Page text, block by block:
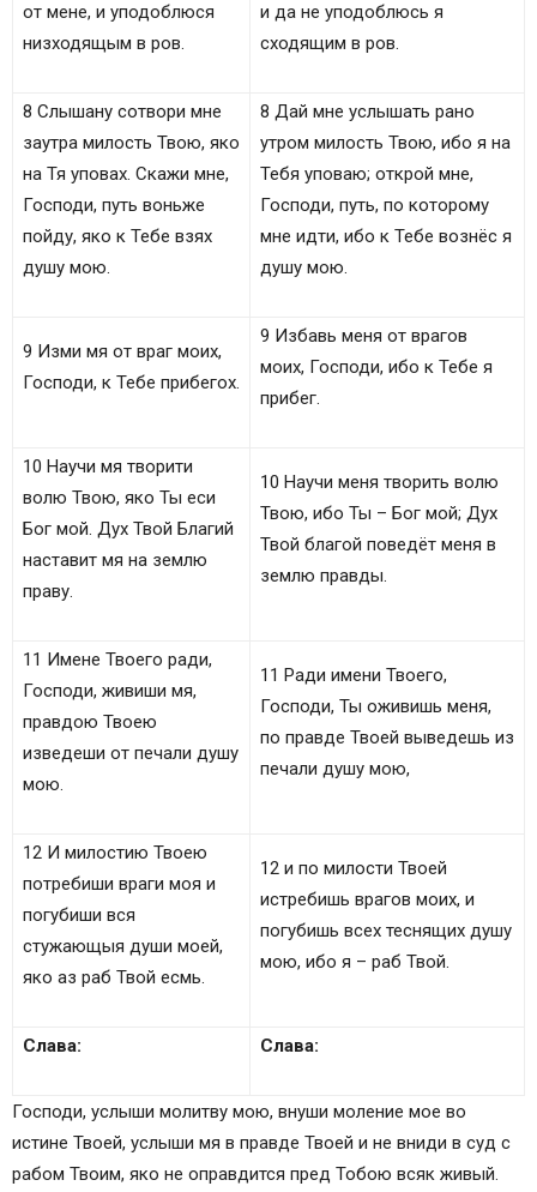
от мене, и уподоблюся
низходящым в ров.
и да не уподоблюсь я
сходящим в ров.
8 Слышану сотвори мне
заутра милость Твою, яко
на Тя уповах. Скажи мне,
Господи, путь воньже
пойду, яко к Тебе взях
душу мою.
8 Дай мне услышать рано
утром милость Твою, ибо я на
Тебя уповаю; открой мне,
Господи, путь, по которому
мне идти, ибо к Тебе вознёс я
душу мою.
9 Изми мя от враг моих,
Господи, к Тебе прибегох.
9 Избавь меня от врагов
моих, Господи, ибо к Тебе я
прибег.
10 Научи мя творити
волю Твою, яко Ты еси
Бог мой. Дух Твой Благий
наставит мя на землю
праву.
10 Научи меня творить волю
Твою, ибо Ты – Бог мой; Дух
Твой благой поведёт меня в
землю правды.
11 Имене Твоего ради,
Господи, живиши мя,
правдою Твоею
изведеши от печали душу
мою.
11 Ради имени Твоего,
Господи, Ты оживишь меня,
по правде Твоей выведешь из
печали душу мою,
12 И милостию Твоею
потребиши враги моя и
погубиши вся
стужающыя души моей,
яко аз раб Твой есмь.
12 и по милости Твоей
истребишь врагов моих, и
погубишь всех теснящих душу
мою, ибо я – раб Твой.
Слава: Слава:
Господи, услыши молитву мою, внуши моление мое во
истине Твоей, услыши мя в правде Твоей и не вниди в суд с
рабом Твоим, яко не оправдится пред Тобою всяк живый.